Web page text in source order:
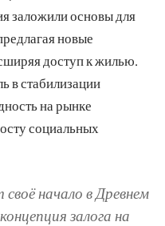
заложили основы для
новые
доступ к жилью.
в стабилизации
на рынке
социальных
начало в Древнем
залога на